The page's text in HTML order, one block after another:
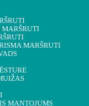
MARŠRUTI
MARŠRUTI
MANTOJUMS